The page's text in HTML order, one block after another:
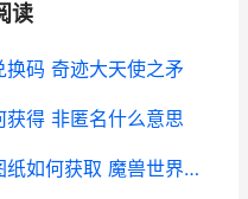
读
码 奇迹大天使之矛
得 非匿名什么意思
魔兽世界莫克纳萨肋排图纸如何获取 魔兽世界莫克纳萨野兽面具怎么获得